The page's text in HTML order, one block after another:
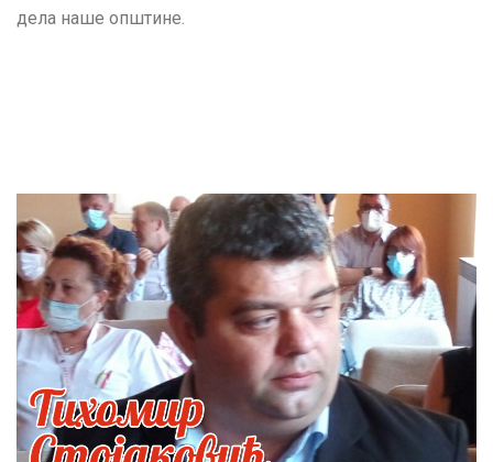
дела наше општине.